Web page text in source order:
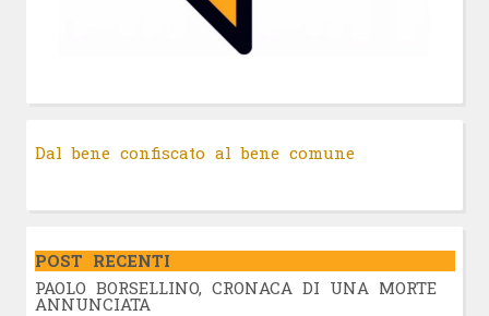
Dal bene confiscato al bene comune
POST RECENTI
PAOLO BORSELLINO, CRONACA DI UNA MORTE
ANNUNCIATA